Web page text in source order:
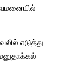
எடுத்து